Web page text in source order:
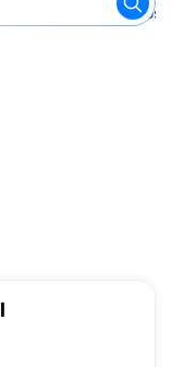
para o